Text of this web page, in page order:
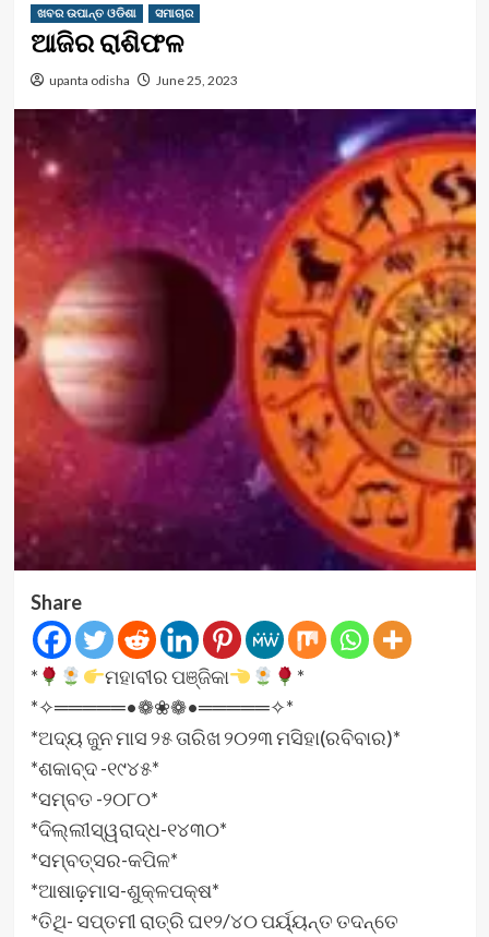
ଖବର ଉପାନ୍ତ ଓଡିଶା ସମାଚାର
ଆଜିର ରାଶିଫଳ
upanta odisha June 25, 2023
Share
* ମହାବୀର ପଞ୍ଜିକା
*
*✧═════•❁❀❁•═════✧*
*ଅଦ୍ୟ ଜୁନ ମାସ ୨୫ ତାରିଖ ୨୦୨୩ ମସିହା(ରବିବାର)*
*ଶକାବ୍ଦ -୧୯୪୫*
*ସମ୍ବତ -୨୦୮୦*
*ଦିଲ୍ଲୀସ୍ୱରାଦ୍ଧ-୧୪୩୦*
*ସମ୍ବତ୍ସର-କପିଳ*
*ଆଷାଢ଼ମାସ-ଶୁକ୍ଳପକ୍ଷ*
*ତିଥି- ସପ୍ତମୀ ରାତ୍ରି ଘ୧୨/୪୦ ପର୍ୟ୍ୟନ୍ତ ତଦନ୍ତେ